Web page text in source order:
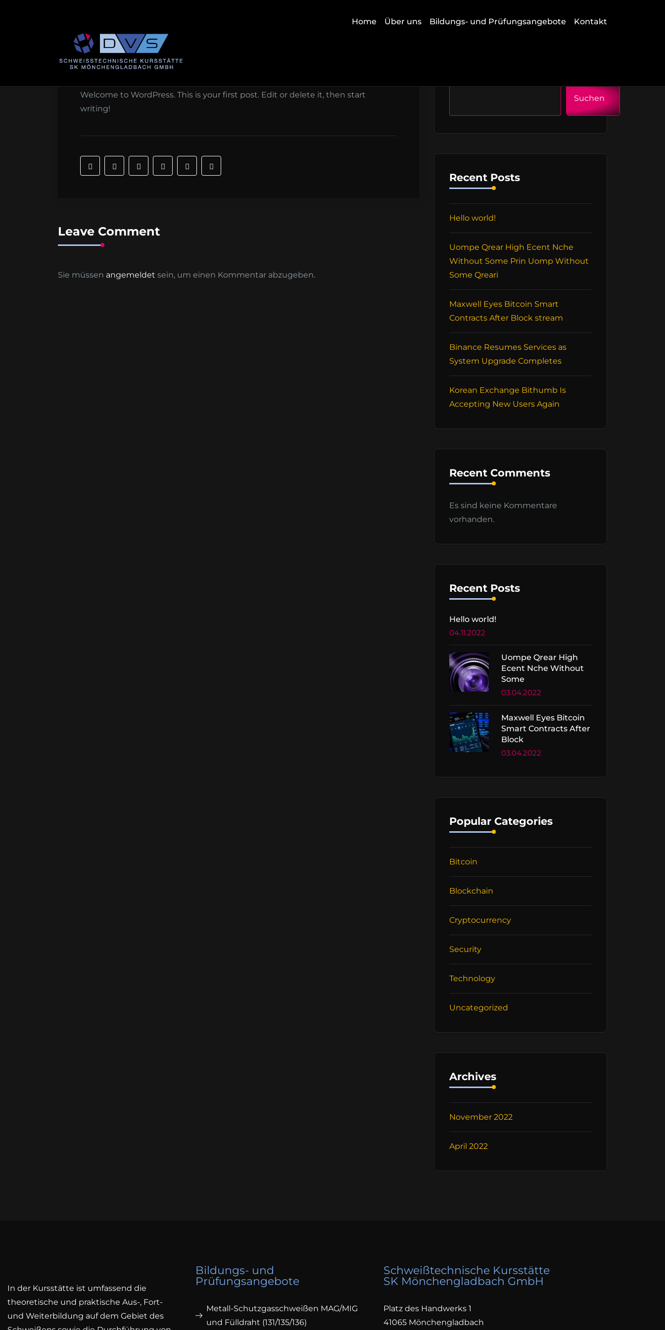
Home Über uns Bildungs- und Prüfungsangebote Kontakt
Britt Heinze 04.11.2022
Welcome to WordPress. This is your first post. Edit or delete it, then start
writing!
Leave Comment
Sie müssen angemeldet sein, um einen Kommentar abzugeben.
Suchen
Recent Posts
Hello world!
Uompe Qrear High Ecent Nche
Without Some Prin Uomp Without
Some Qreari
Maxwell Eyes Bitcoin Smart
Contracts After Block stream
Binance Resumes Services as
System Upgrade Completes
Korean Exchange Bithumb Is
Accepting New Users Again
Recent Comments
Es sind keine Kommentare
vorhanden.
Recent Posts
Hello world!
04.11.2022
Uompe Qrear High
Ecent Nche Without
Some
03.04.2022
Maxwell Eyes Bitcoin
Smart Contracts After
Block
03.04.2022
Popular Categories
Bitcoin
Blockchain
Cryptocurrency
Security
Technology
Uncategorized
Archives
November 2022
April 2022
In der Kursstätte ist umfassend die
theoretische und praktische Aus-, Fort-
und Weiterbildung auf dem Gebiet des
Bildungs- und
Prüfungsangebote
Metall-Schutzgasschweißen MAG/MIG
und Fülldraht (131/135/136)
Schweißtechnische Kursstätte
SK Mönchengladbach GmbH
Platz des Handwerks 1
41065 Mönchengladbach